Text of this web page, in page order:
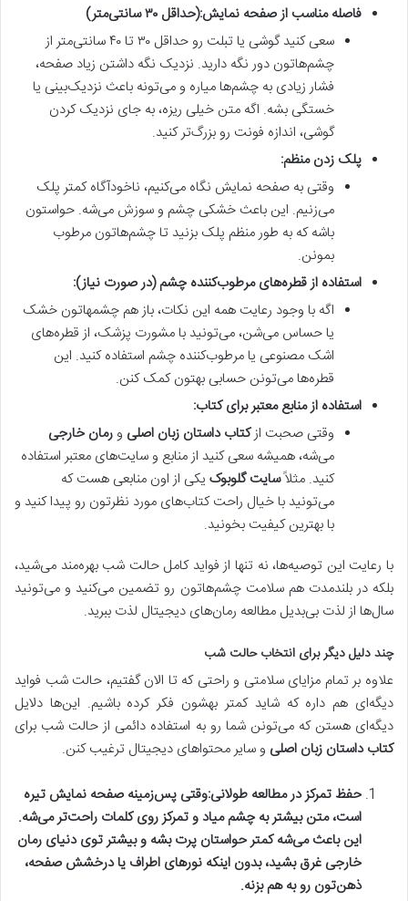
فاصله مناسب از صفحه نمایش:(حداقل ۳۰ سانتی‌متر)
سعی کنید گوشی یا تبلت رو حداقل ۳۰ تا ۴۰ سانتی‌متر از
چشم‌هاتون دور نگه دارید. نزدیک نگه داشتن زیاد صفحه،
فشار زیادی به چشم‌ها میاره و می‌تونه باعث نزدیک‌بینی یا
خستگی بشه. اگه متن خیلی ریزه، به جای نزدیک کردن
گوشی، اندازه فونت رو بزرگ‌تر کنید.
پلک زدن منظم:
وقتی به صفحه نمایش نگاه می‌کنیم، ناخودآگاه کمتر پلک
می‌زنیم. این باعث خشکی چشم و سوزش می‌شه. حواستون
باشه که به طور منظم پلک بزنید تا چشم‌هاتون مرطوب
بمونن.
استفاده از قطره‌های مرطوب‌کننده چشم (در صورت نیاز):
اگه با وجود رعایت همه این نکات، باز هم چشمهاتون خشک
یا حساس می‌شن، می‌تونید با مشورت پزشک، از قطره‌های
اشک مصنوعی یا مرطوب‌کننده چشم استفاده کنید. این
قطره‌ها می‌تونن حسابی بهتون کمک کنن.
استفاده از منابع معتبر برای کتاب:
وقتی صحبت ازکتاب داستان زبان اصلی ورمان خارجی
می‌شه، همیشه سعی کنید از منابع و سایت‌های معتبر استفاده
کنید. مثلاًسایت گلوبوک یکی از اون منابعی هست که
می‌تونید با خیال راحت کتاب‌های مورد نظرتون رو پیدا کنید و
با بهترین کیفیت بخونید.
با رعایت این توصیه‌ها، نه تنها از فواید کامل حالت شب بهره‌مند می‌شید،
بلکه در بلندمدت هم سلامت چشم‌هاتون رو تضمین می‌کنید و می‌تونید
سال‌ها از لذت بی‌بدیل مطالعه رمان‌های دیجیتال لذت ببرید.
چند دلیل دیگر برای انتخاب حالت شب
علاوه بر تمام مزایای سلامتی و راحتی که تا الان گفتیم، حالت شب فواید
دیگه‌ای هم داره که شاید کمتر بهشون فکر کرده باشیم. این‌ها دلایل
دیگه‌ای هستن که می‌تونن شما رو به استفاده دائمی از حالت شب برای
کتاب داستان زبان اصلی و سایر محتواهای دیجیتال ترغیب کنن.
حفظ تمرکز در مطالعه طولانی:وقتی پس‌زمینه صفحه نمایش تیره
است، متن بیشتر به چشم میاد و تمرکز روی کلمات راحت‌تر می‌شه.
این باعث می‌شه کمتر حواستان پرت بشه و بیشتر توی دنیای رمان
خارجی غرق بشید، بدون اینکه نورهای اطراف یا درخشش صفحه،
ذهن‌تون رو به هم بزنه.